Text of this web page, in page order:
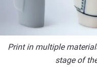
Print in multiple
stage of